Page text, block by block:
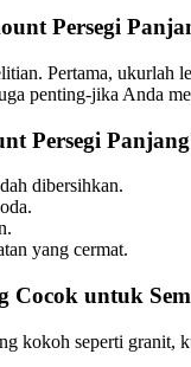
Persegi
Pertama,
penting-jika Anda
Persegi
dibersihkan.
yang cermat.
Cocok untuk
kokoh seperti